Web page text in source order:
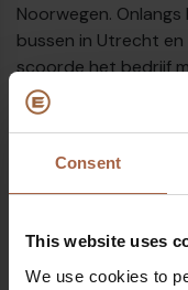
Consent
This website uses
We use cookies to
Noorwegen.
bussen in Utrecht
scoorde het bedrijf
voor het openbaar
vervoerconcern
Deel op
Linkedin